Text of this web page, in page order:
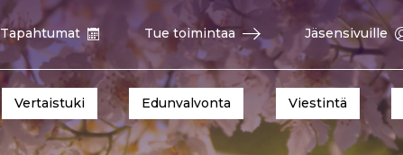
Tapahtumat Tue toimintaa Jäsensivuille
Vertaistuki Edunvalvonta Viestintä